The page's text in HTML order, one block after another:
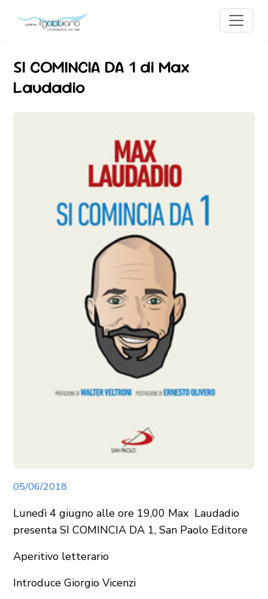
SI COMINCIA DA 1 di Max
Laudadio
05/06/2018
Lunedì 4 giugno alle ore 19,00 Max Laudadio
presenta SI COMINCIA DA 1, San Paolo Editore
Aperitivo letterario
Introduce Giorgio Vicenzi